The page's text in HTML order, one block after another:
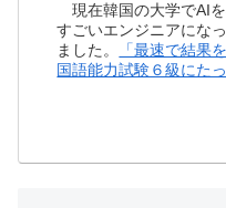
現在韓国の大学でAI
すごいエンジニアにな
ました。
「最速で結果
国語能力試験６級にた